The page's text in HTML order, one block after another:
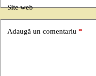
Site web
Adaugă un comentariu *